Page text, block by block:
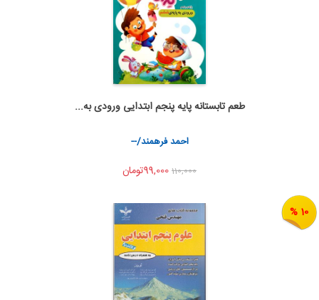
اضافه به سبد خرید
اشتراک گذاری
طعم تابستانه پایه پنجم ابتدایی ورودی به...
احمد فرهمند/--
110,000
10 %